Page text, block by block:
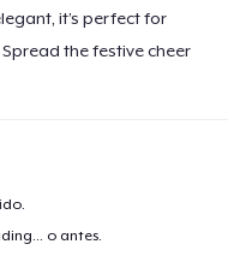
it’s perfect for
the festive cheer
o antes.